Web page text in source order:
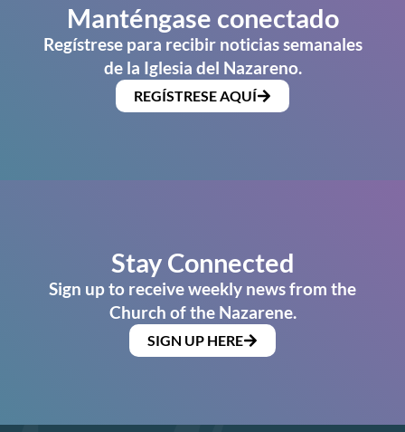
Manténgase conectado
Regístrese para recibir noticias semanales
de la Iglesia del Nazareno.
REGÍSTRESE AQUÍ
Stay Connected
Sign up to receive weekly news from the
Church of the Nazarene.
SIGN UP HERE